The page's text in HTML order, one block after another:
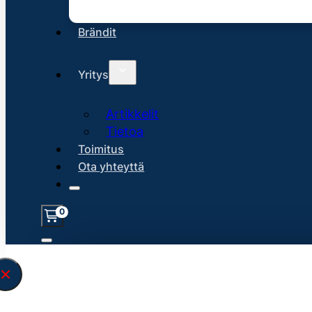
Brändit
Yritys
Artikkelit
Tietoa
Toimitus
Ota yhteyttä
0